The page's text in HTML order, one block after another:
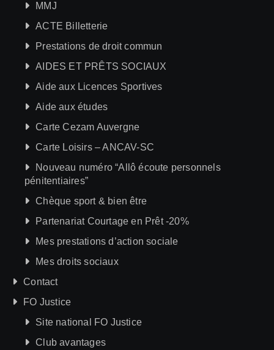
MMJ
ACTE Billetterie
Prestations de droit commun
AIDES ET PRÊTS SOCIAUX
Aide aux Licences Sportives
Aide aux études
Carte Cezam Auvergne
Carte Loisirs – ANCAV-SC
Nouveau numéro “Allô écoute personnels
pénitentiaires”
Chèque sport & bien être
Partenariat Courtage en Prêt -20%
Mes prestations d’action sociale
Mes droits sociaux
Contact
FO Justice
Site national FO Justice
Club avantages